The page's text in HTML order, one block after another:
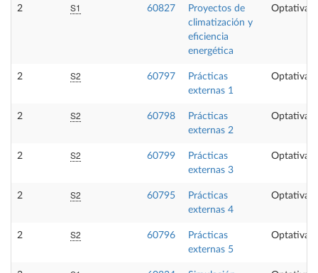
2 S1 60827
Proyectos de
climatización y
eficiencia
energética
Optativa
2 S2 60797
Prácticas
externas 1
Optativa
2 S2 60798
Prácticas
externas 2
Optativa
2 S2 60799
Prácticas
externas 3
Optativa
2 S2 60795
Prácticas
externas 4
Optativa
2 S2 60796
Prácticas
externas 5
Optativa